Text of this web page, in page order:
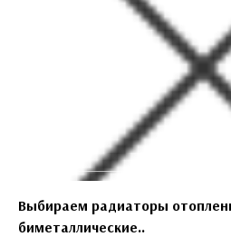
Выбираем радиаторы
биметаллические..